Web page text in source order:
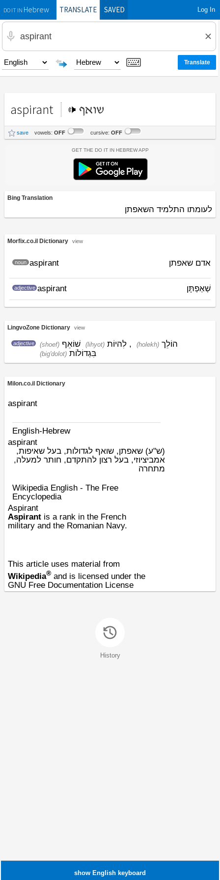
DO IT INHebrewTRANSLATE SAVED Log In
show Englishkeyboard
aspirant שואף
save vowels: OFF cursive: OFF
Get the Do It In Hebrew App
Bing Translation
לעומתו התלמיד השאפתן
Morfix.co.il Dictionary view
aspirant
noun אדם שאפתן
aspirant
adjective שְׁאַפְתָּן
LingvoZone Dictionary view
adjective (shoef) שׁוֹאֵף (lihyot) לִהיוֹת , (holekh) הוֹלֵך
(big'dolot) בִּגְדוֹלוֹת
Milon.co.il Dictionary
aspirant
English-Hebrew
aspirant
(ש"ע) שאפתן, שואף לגדולות, בעל שאיפות,
אמביציוזי, בעל רצון להתקדם, חותר למעלה,
מתחרה
Wikipedia English - The Free
Encyclopedia
Aspirant
Aspirant is a rank in the French
military and the Romanian Navy.
This article uses material from
Wikipedia® and is licensed under the
GNU Free Documentation License
History